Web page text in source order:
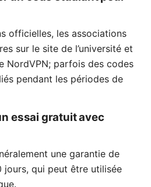
officielles, les associations
sur le site de l’université et
NordVPN; parfois des codes
pendant les périodes de
essai gratuit avec
une garantie de
jours, qui peut être utilisée